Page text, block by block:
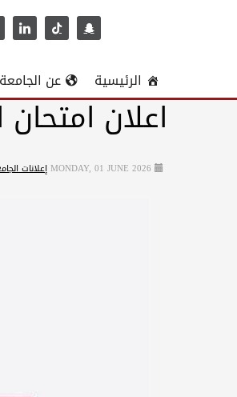
الرئيسية عن الجامعة
اعلان
MONDAY, 01 JUNE 2026إعلانات